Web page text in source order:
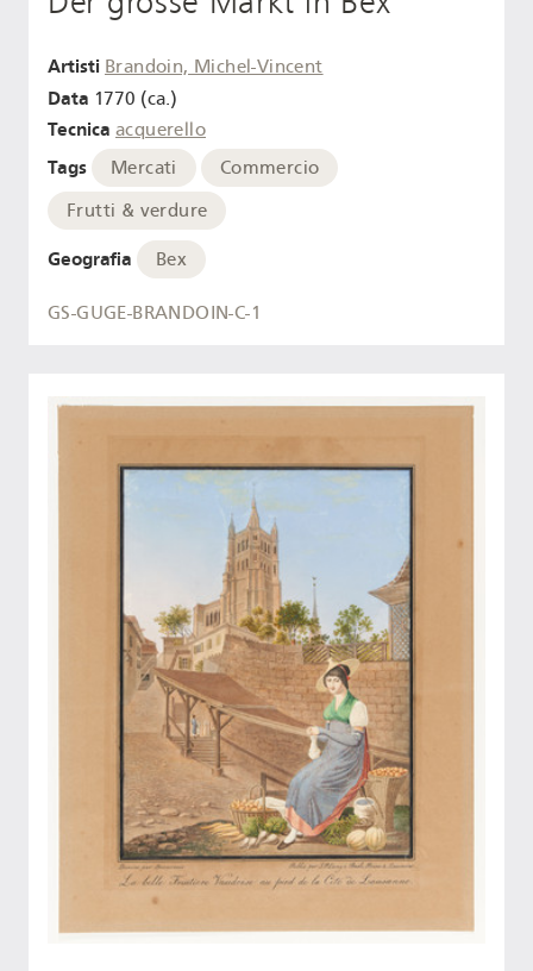
Artisti Brandoin, Michel-Vincent
Data 1770 (ca.)
Tecnica acquerello
Tags Mercati
Commercio
Frutti & verdure
Geografia Bex
GS-GUGE-BRANDOIN-C-1